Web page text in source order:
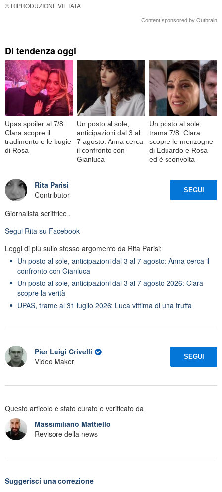
© RIPRODUZIONE VIETATA
Content sponsored by Outbrain
Di tendenza oggi
Upas spoiler al 7/8:
Clara scopre il
tradimento e le bugie
di Rosa
Un posto al sole,
anticipazioni dal 3 al
7 agosto: Anna cerca
il confronto con
Gianluca
Un posto al sole,
trama 7/8: Clara
scopre le menzogne
di Eduardo e Rosa
ed è sconvolta
Rita Parisi
Contributor
SEGUI
Giornalista scrittrice .
Segui Rita su Facebook
Leggi di più sullo stesso argomento da Rita Parisi:
Un posto al sole, anticipazioni dal 3 al 7 agosto: Anna cerca il
confronto con Gianluca
Un posto al sole, anticipazioni dal 3 al 7 agosto 2026: Clara
scopre la verità
UPAS, trame al 31 luglio 2026: Luca vittima di una truffa
Pier Luigi Crivelli
Video Maker
SEGUI
Questo articolo è stato curato e verificato da
Massimiliano Mattiello
Revisore della news
Suggerisci una correzione